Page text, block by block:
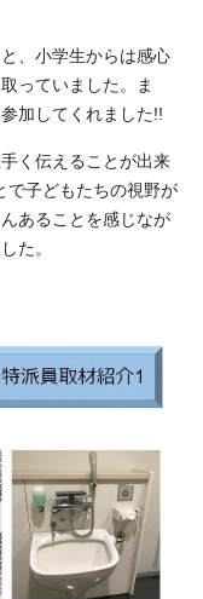
、小学生からは感心
っていました。ま
加してくれました!!
く伝えることが出来
で子どもたちの視野が
あることを感じなが
た。